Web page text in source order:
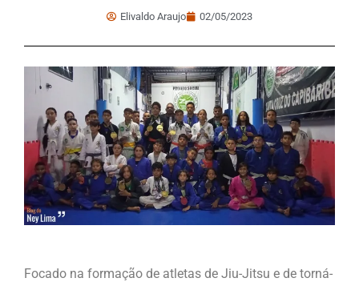
Elivaldo Araujo 02/05/2023
Focado na formação de atletas de Jiu-Jitsu e de torná-